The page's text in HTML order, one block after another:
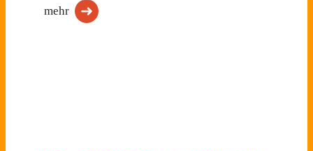
mehr